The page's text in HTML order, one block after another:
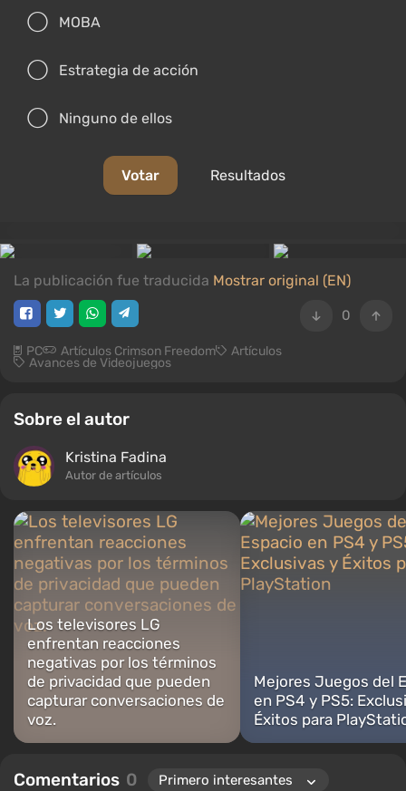
MOBA
Estrategia de acción
Ninguno de ellos
Votar Resultados
La publicación fue traducida Mostrar original (EN)
0
PC Artículos Crimson Freedom Artículos
Avances de Videojuegos
Sobre el autor
Kristina Fadina
Autor de artículos
Los televisores LG
enfrentan reacciones
negativas por los términos
de privacidad que pueden
capturar conversaciones de
voz.
Mejores Juegos del
en PS4 y PS5:
Éxitos para
Comentarios 0